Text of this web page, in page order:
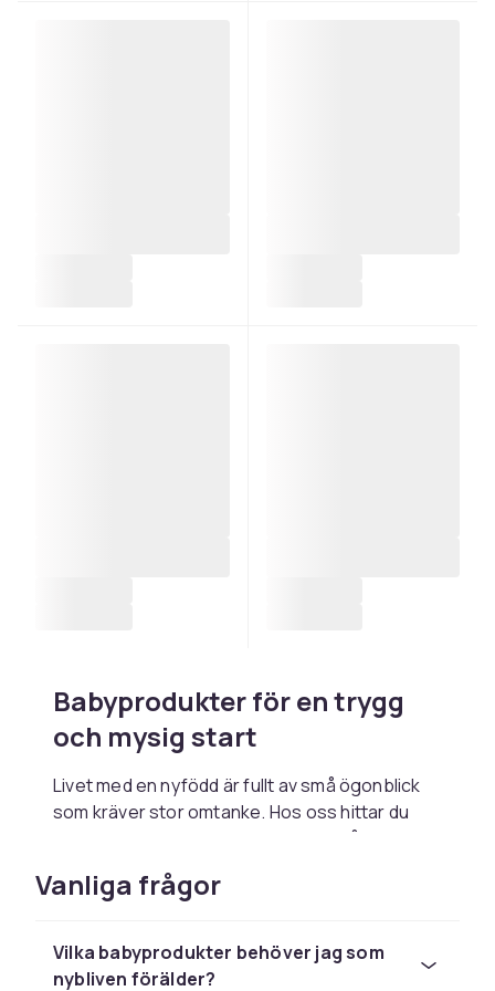
Babyprodukter för en trygg
och mysig start
Livet med en nyfödd är fullt av små ögonblick
som kräver stor omtanke. Hos oss hittar du
babyprodukter som gör de första månaderna
trygghetsgivande nappar till smarta lösningar
skapar lugn för både bebis och förälder.
Vanliga frågor
Vilka babyprodukter behöver jag som
nybliven förälder?